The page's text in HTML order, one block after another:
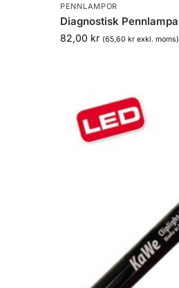
PENNLAMPOR
Diagnostisk Pennlampa
82,00 kr (65,60 kr exkl. moms)